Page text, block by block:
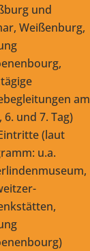
und
Weißenburg,
am
6. und 7. Tag)
(laut
u.a.